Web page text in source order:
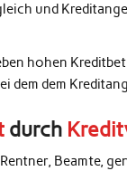
und
hohen
dem dem
durch
Beamte,